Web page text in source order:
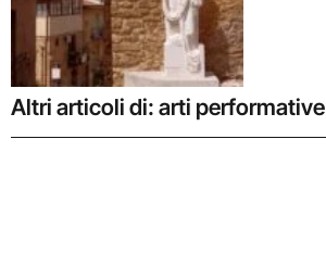
Altri articoli di: arti performative